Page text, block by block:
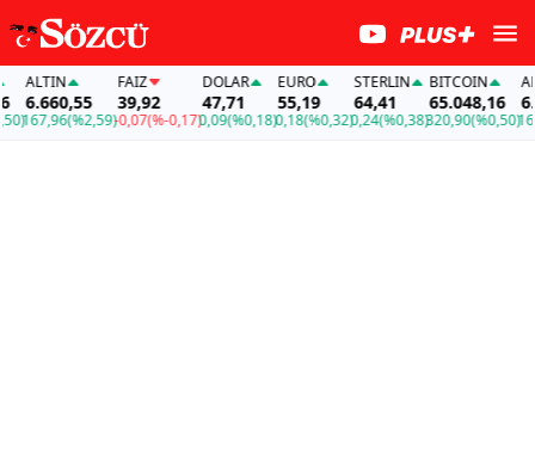
ALTIN
6.660,55
167,96(%2,59)
FAİZ
39,92
-0,07(%-0,17)
DOLAR
47,71
0,09(%0,18)
EURO
55,19
0,18(%0,32)
STERLIN
64,41
0,24(%0,38)
BITCOIN
65.048,16
320,90(%0,50)